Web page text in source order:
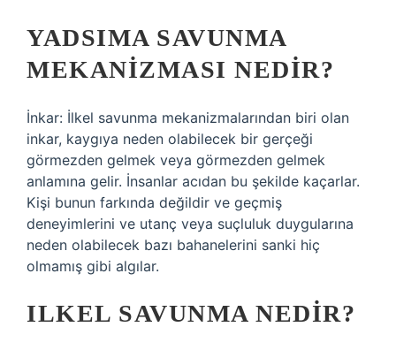
YADSIMA SAVUNMA
MEKANIZMASI NEDIR?
İnkar: İlkel savunma mekanizmalarından biri olan
inkar, kaygıya neden olabilecek bir gerçeği
görmezden gelmek veya görmezden gelmek
anlamına gelir. İnsanlar acıdan bu şekilde kaçarlar.
Kişi bunun farkında değildir ve geçmiş
deneyimlerini ve utanç veya suçluluk duygularına
neden olabilecek bazı bahanelerini sanki hiç
olmamış gibi algılar.
ILKEL SAVUNMA NEDIR?